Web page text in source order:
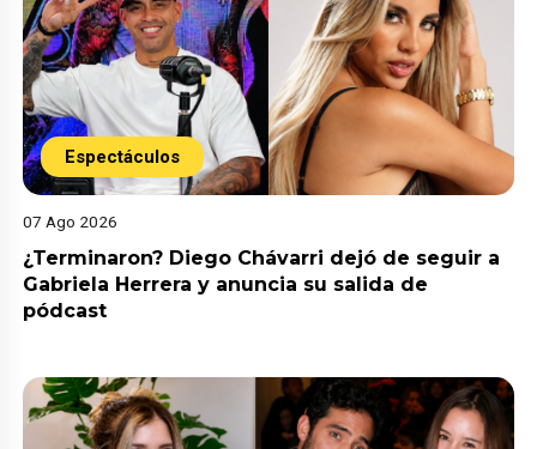
Espectáculos
07 Ago 2026
¿Terminaron? Diego Chávarri dejó de seguir a
Gabriela Herrera y anuncia su salida de
pódcast